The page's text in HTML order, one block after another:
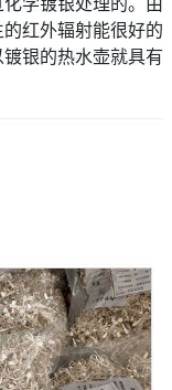
红外辐射能很好的
银的热水壶就具有